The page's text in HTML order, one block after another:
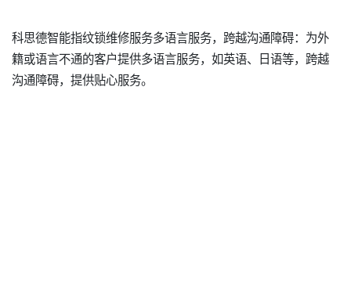
科思德智能指纹锁维修服务多语言服务，跨越沟通障碍：为外
籍或语言不通的客户提供多语言服务，如英语、日语等，跨越
沟通障碍，提供贴心服务。